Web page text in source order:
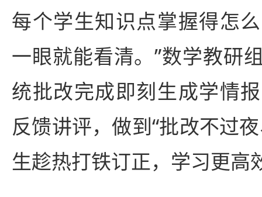
每个学生知识点掌握得怎
一眼就能看清。”数学教研
统批改完成即刻生成学情
反馈讲评，做到“批改不过
生趁热打铁订正，学习更高